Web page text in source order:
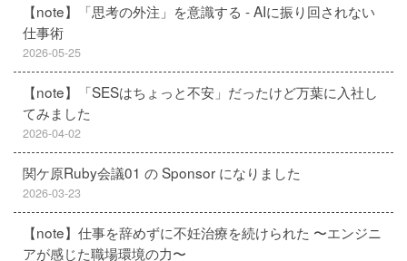
【note】「思考の外注」を意識する - AIに振り回されない
仕事術
2026-05-25
【note】「SESはちょっと不安」だったけど万葉に入社し
てみました
2026-04-02
関ケ原Ruby会議01 の Sponsor になりました
2026-03-23
【note】仕事を辞めずに不妊治療を続けられた 〜エンジニ
アが感じた職場環境の力〜